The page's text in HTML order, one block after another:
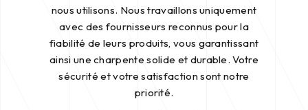
nous utilisons. Nous travaillons uniquement
avec des fournisseurs reconnus pour la
fiabilité de leurs produits, vous garantissant
ainsi une charpente solide et durable. Votre
sécurité et votre satisfaction sont notre
priorité.